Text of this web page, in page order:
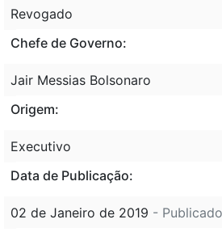
Revogado
Chefe de Governo:
Jair Messias Bolsonaro
Origem:
Executivo
Data de Publicação:
02 de Janeiro de 2019 -